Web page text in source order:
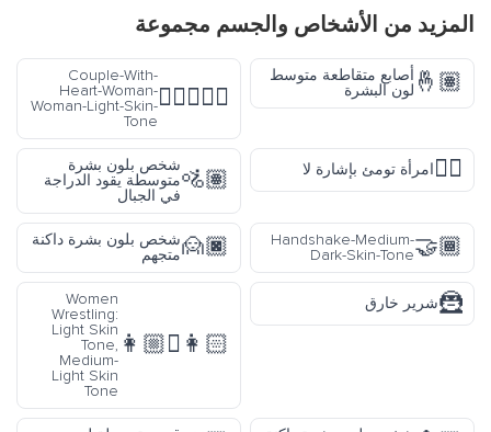
المزيد من الأشخاص والجسم مجموعة
🤞🏽 أصابع متقاطعة متوسط
لون البشرة
👩🏻‍❤️‍👩🏻
Couple-With-
Heart-Woman-
Woman-Light-Skin-
Tone
🙅‍♀️امرأة تومئ بإشارة لا 🚵🏽
شخص بلون بشرة
متوسطة يقود الدراجة
في الجبال
🤝🏾
Handshake-Medium-
Dark-Skin-Tone
🙍🏿شخص بلون بشرة داكنة
متجهم
🦹شرير خارق
👩🏻‍🫯‍👩🏼
Women
Wrestling:
Light Skin
Tone,
Medium-
Light Skin
Tone